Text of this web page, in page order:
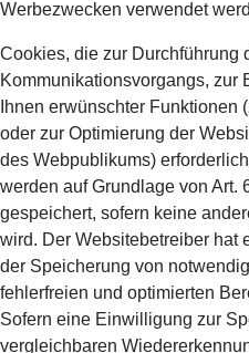
Werbezwecken verwendet
Cookies, die zur Durchführung
Kommunikationsvorgangs, zur
Ihnen erwünschter Funktionen
oder zur Optimierung der
des Webpublikums)
werden auf Grundlage von Art.
gespeichert, sofern keine
wird. Der Websitebetreiber hat
der Speicherung von
fehlerfreien und optimierten
Sofern eine Einwilligung zur
vergleichbaren